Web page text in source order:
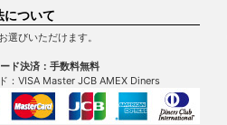
について
選びいただけます。
ド決済：手数料無料
：VISA Master JCB AMEX Diners